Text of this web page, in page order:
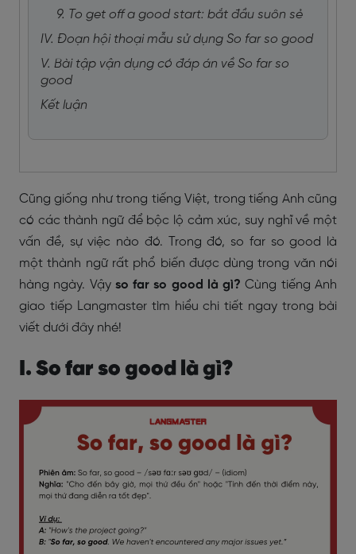
9. To get off a good start: bắt đầu suôn sẻ
IV. Đoạn hội thoại mẫu sử dụng So far so good
V. Bài tập vận dụng có đáp án về So far so
good
Kết luận
Cũng giống như trong tiếng Việt, trong tiếng Anh cũng
có các thành ngữ để bộc lộ cảm xúc, suy nghĩ về một
vấn đề, sự việc nào đó. Trong đó, so far so good là
một thành ngữ rất phổ biến được dùng trong văn nói
hàng ngày. Vậy so far so good là gì? Cùng tiếng Anh
giao tiếp Langmaster tìm hiểu chi tiết ngay trong bài
viết dưới đây nhé!
I. So far so good là gì?